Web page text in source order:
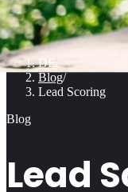
DE/
Blog/
Lead Scoring
Blog
Lead